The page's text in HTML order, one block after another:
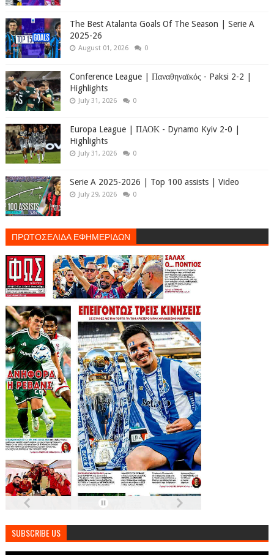
The Best Atalanta Goals Of The Season | Serie A
2025-26
August 01, 2026 0
Conference League | Παναθηναϊκός - Paksi 2-2 |
Highlights
July 31, 2026 0
Europa League | ΠΑΟΚ - Dynamo Kyiv 2-0 |
Highlights
July 31, 2026 0
Serie A 2025-2026 | Top 100 assists | Video
July 29, 2026 0
ΠΡΩΤΟΣΕΛΙΔΑ ΕΦΗΜΕΡΙΔΩΝ
SUBSCRIBE US